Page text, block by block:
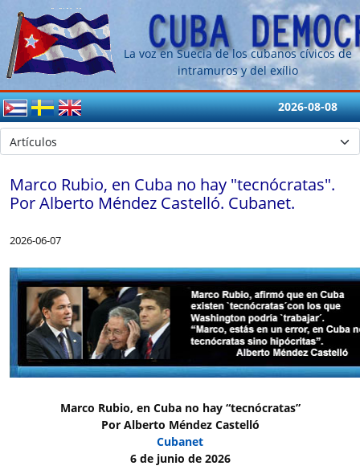
La voz en Suecia de los cubanos cívicos de
intramuros y del exílio
2026-08-08
Marco Rubio, en Cuba no hay "tecnócratas".
Por Alberto Méndez Castelló. Cubanet.
2026-06-07
Marco Rubio, en Cuba no hay “tecnócratas”
Por Alberto Méndez Castelló
Cubanet
6 de junio de 2026